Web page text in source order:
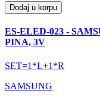
Dodaj u korpu
ES-ELED-023 -
PINA, 3V
SET=1*L+1*R
SAMSUNG